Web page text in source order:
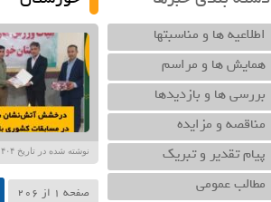
اطلاعیه ها و مناسبتها
همایش ها و مراسم
بررسی ها و بازدیدها
مناقصه و مزایده
پیام تقدیر و تبریک
مطالب عمومی
نوشته شده در تاریخ ۱۷/۱۰/۱۴۰۴ ساعت ۰۸:۳۱ |
صفحه 1 از 206